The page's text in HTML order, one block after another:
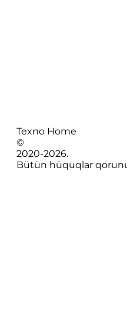
Texno Home
©
2020-2026.
Bütün hüquqlar